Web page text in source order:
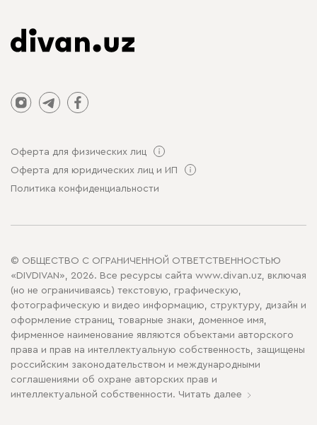
Оферта для физических лиц
Оферта для юридических лиц и ИП
Политика конфиденциальности
© ОБЩЕСТВО С ОГРАНИЧЕННОЙ ОТВЕТСТВЕННОСТЬЮ
«DIVDIVAN», 2026. Все ресурсы сайта www.divan.uz, включая
(но не ограничиваясь) текстовую, графическую,
фотографическую и видео информацию, структуру, дизайн и
оформление страниц, товарные знаки, доменное имя,
фирменное наименование являются объектами авторского
права и прав на интеллектуальную собственность, защищены
российским законодательством и международными
соглашениями об охране авторских прав и
интеллектуальной собственности. Читать далее